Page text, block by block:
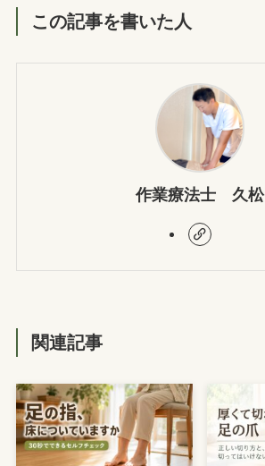
この記事を書いた人
作業療法士 久松
関連記事